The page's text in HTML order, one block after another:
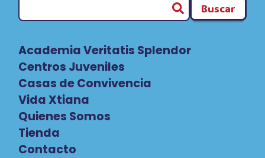
Buscar
Academia Veritatis Splendor
Centros Juveniles
Casas de Convivencia
Vida Xtiana
Quienes Somos
Tienda
Contacto